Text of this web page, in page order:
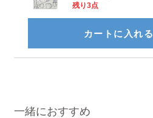
一緒におすすめ
残り3点
カートに入れる